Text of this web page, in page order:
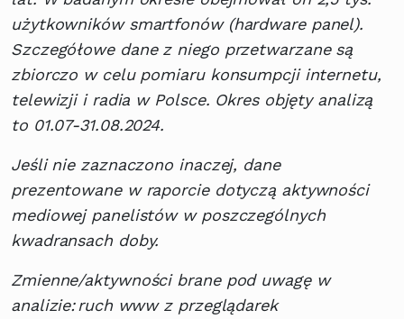
użytkowników smartfonów (hardware panel).
Szczegółowe dane z niego przetwarzane są
zbiorczo w celu pomiaru konsumpcji internetu,
telewizji i radia w Polsce. Okres objęty analizą
to 01.07-31.08.2024.
Jeśli nie zaznaczono inaczej, dane
prezentowane w raporcie dotyczą aktywności
mediowej panelistów w poszczególnych
kwadransach doby.
Zmienne/aktywności brane pod uwagę w
analizie: ruch www z przeglądarek